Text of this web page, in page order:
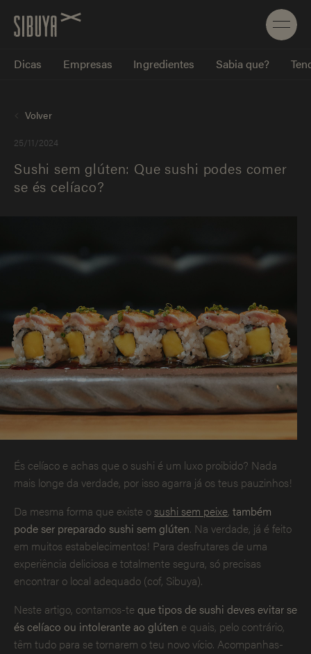
Dicas Empresas Ingredientes Sabia que?
25/11/2024
Volver
Sushi sem glúten: Que sushi podes comer
se és celíaco?
És celíaco e achas que o sushi é um luxo proibido? Nada
mais longe da verdade, por isso agarra já os teus pauzinhos!
Da mesma forma que existe osushi sem peixe, também
pode ser preparado sushi sem glúten. Na verdade, já é feito
em muitos estabelecimentos! Para desfrutares de uma
experiência deliciosa e totalmente segura, só precisas
encontrar o local adequado (cof, Sibuya).
Neste artigo, contamos-te que tipos de sushi deves evitar se
és celíaco ou intolerante ao glúten e quais, pelo contrário,
têm tudo para se tornarem o teu novo vício. Acompanhas-